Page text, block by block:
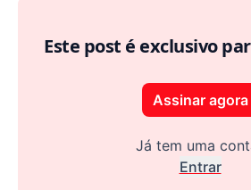
Este post é exclusivo
Assinar agora
Já tem uma
Entrar